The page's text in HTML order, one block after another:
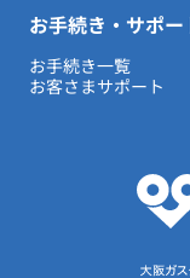
お手続き・サポー
お手続き一覧
お客さまサポート